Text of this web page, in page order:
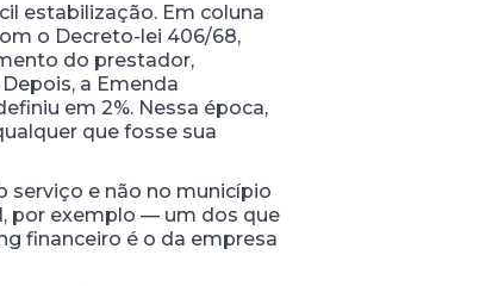
estabilização. Em coluna
o Decreto-lei 406/68,
do prestador,
a Emenda
em 2%. Nessa época,
que fosse sua
serviço e não no município
por exemplo — um dos que
financeiro é o da empresa